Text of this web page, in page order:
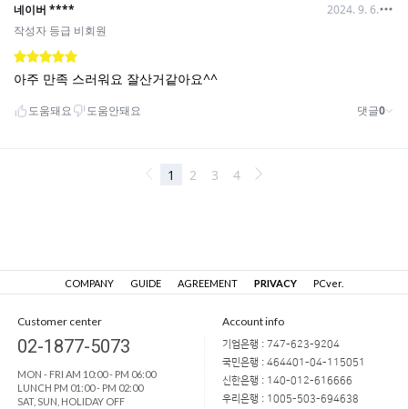
COMPANY GUIDE AGREEMENT PRIVACY PCver.
Customer center
02-1877-5073
MON - FRI AM 10:00 - PM 06:00
LUNCH PM 01:00 - PM 02:00
SAT, SUN, HOLIDAY OFF
Account info
기업은행 : 747-623-9204
국민은행 : 464401-04-115051
신한은행 : 140-012-616666
우리은행 : 1005-503-694638